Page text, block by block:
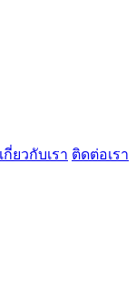
เกี่ยวกับเรา ติดต่อเรา